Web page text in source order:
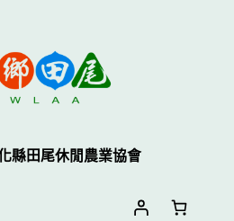
縣田尾休閒農業協會